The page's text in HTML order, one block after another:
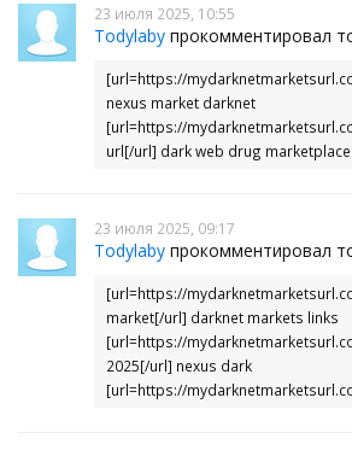
23 июля 2025, 10:55
Todylaby прокомментировал
[url=https://
nexus market darknet
[url=https://
url[/url] dark web drug
23 июля 2025, 09:17
Todylaby прокомментировал
[url=https://
market[/url] darknet markets links
[url=https://
2025[/url] nexus dark
[url=https://